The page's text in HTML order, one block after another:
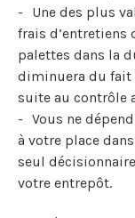
Une des plus
frais d’entretiens
palettes dans la
diminuera du fait
suite au contrôle
Vous ne
à votre place
seul
votre entrepôt.